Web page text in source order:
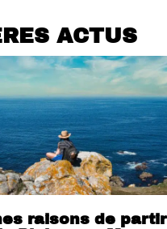
ACTUS
raisons de partir